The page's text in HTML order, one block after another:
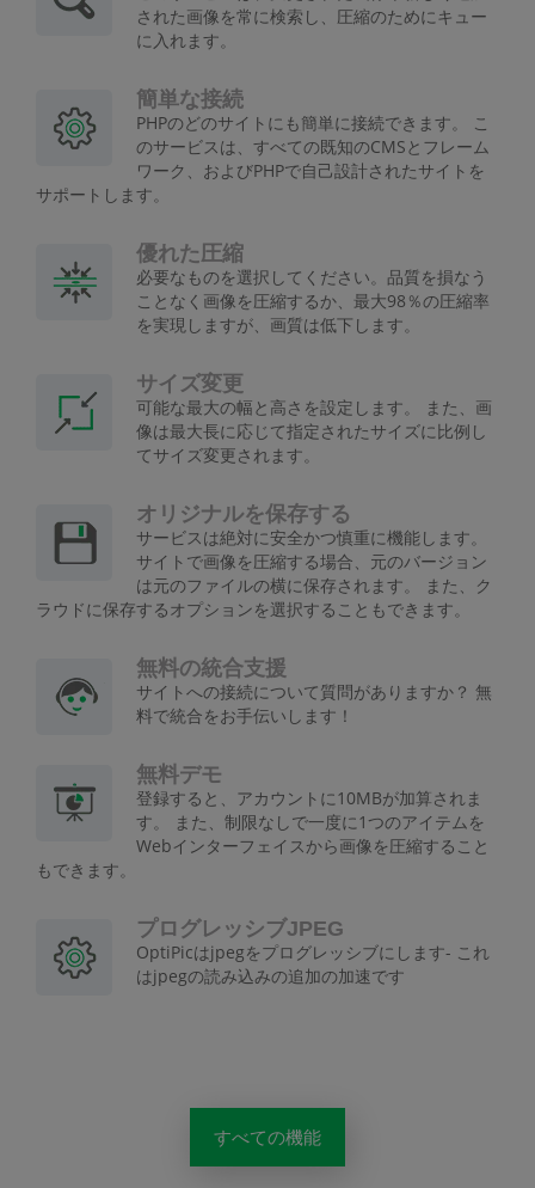
された画像を常に検索し、圧縮のためにキュー
に入れます。
簡単な接続
PHPのどのサイトにも簡単に接続できます。 こ
のサービスは、すべての既知のCMSとフレーム
ワーク、およびPHPで自己設計されたサイトを
サポートします。
優れた圧縮
必要なものを選択してください。品質を損なう
ことなく画像を圧縮するか、最大98％の圧縮率
を実現しますが、画質は低下します。
サイズ変更
可能な最大の幅と高さを設定します。 また、画
像は最大長に応じて指定されたサイズに比例し
てサイズ変更されます。
オリジナルを保存する
サービスは絶対に安全かつ慎重に機能します。
サイトで画像を圧縮する場合、元のバージョン
は元のファイルの横に保存されます。 また、ク
ラウドに保存するオプションを選択することもできます。
無料の統合支援
サイトへの接続について質問がありますか？ 無
料で統合をお手伝いします！
無料デモ
登録すると、アカウントに10MBが加算されま
す。 また、制限なしで一度に1つのアイテムを
Webインターフェイスから画像を圧縮すること
もできます。
プログレッシブJPEG
OptiPicはjpegをプログレッシブにします- これ
はjpegの読み込みの追加の加速です
すべての機能